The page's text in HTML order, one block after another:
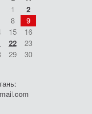
1 2
8
9
15
16
22
23
29
30